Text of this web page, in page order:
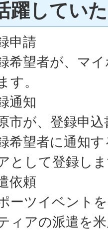
躍してい
申請
希望者が、マ
す。
通知
市が、登録申
希望者に通知
として登録しま
依頼
ーツイベント
ィアの派遣を